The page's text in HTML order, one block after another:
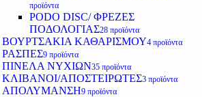
προϊόντα
PODO DISC/ ΦΡΕΖΕΣ
ΠΟΔΟΛΟΓΙΑΣ28 προϊόντα
ΒΟΥΡΤΣΑΚΙΑ ΚΑΘΑΡΙΣΜΟΥ4 προϊόντα
ΡΑΣΠΕΣ9 προϊόντα
ΠΙΝΕΛΑ ΝΥΧΙΩΝ35 προϊόντα
ΚΛΙΒΑΝΟΙ/ΑΠΟΣΤΕΙΡΩΤΕΣ3 προϊόντα
ΑΠΟΛΥΜΑΝΣΗ9 προϊόντα